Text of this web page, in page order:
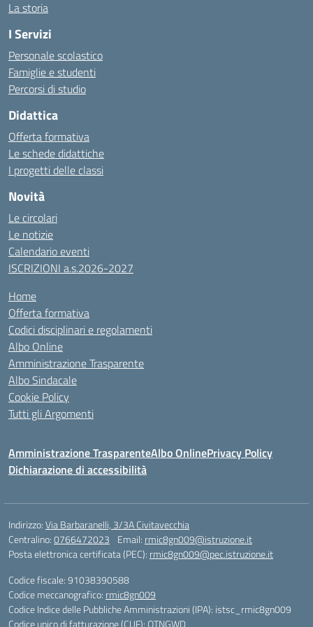
La storia
I Servizi
Personale scolastico
Famiglie e studenti
Percorsi di studio
Didattica
Offerta formativa
Le schede didattiche
I progetti delle classi
Novità
Le circolari
Le notizie
Calendario eventi
ISCRIZIONI a.s.2026-2027
Home
Offerta formativa
Codici disciplinari e regolamenti
Albo Online
Amministrazione Trasparente
Albo Sindacale
Cookie Policy
Tutti gli Argomenti
Amministrazione TrasparenteAlbo OnlinePrivacy Policy
Dichiarazione di accessibilità
Indirizzo:Via Barbaranelli, 3/3A Civitavecchia
Centralino:0766472023 Email: rmic8gn009@istruzione.it
Posta elettronica certificata (PEC): rmic8gn009@pec.istruzione.it
Codice fiscale: 91038390588
Codice meccanografico: rmic8gn009
Codice Indice delle Pubbliche Amministrazioni (IPA): istsc_rmic8gn009
Codice unico di fatturazione (CUF): OTNGWD